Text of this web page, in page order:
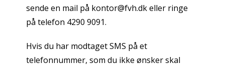
sende en mail på kontor@fvh.dk eller ringe
på telefon 4290 9091.
Hvis du har modtaget SMS på et
telefonnummer, som du ikke ønsker skal